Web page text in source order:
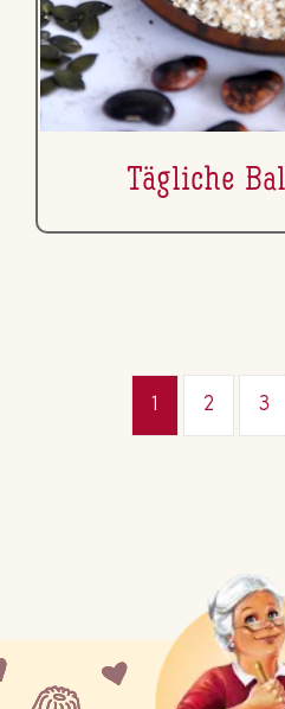
Tägliche
1 2 3